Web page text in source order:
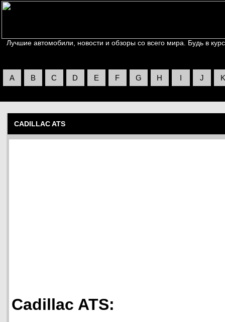
Лучшие автомобили, новости и обзоры со всего мира. Будь в
A B C D E F G H I J K
CADILLAC ATS
Cadillac ATS: